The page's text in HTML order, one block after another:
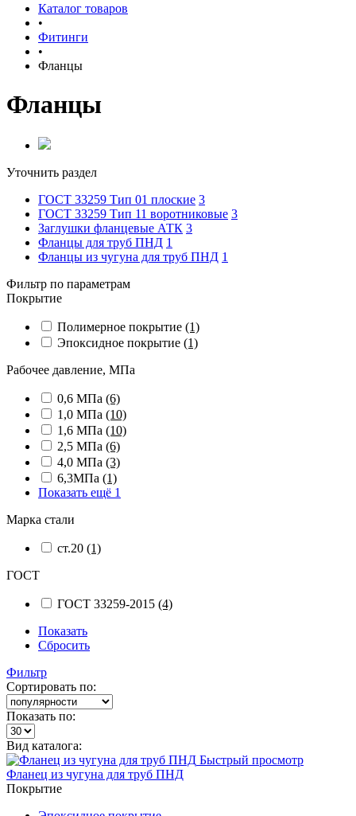
Каталог товаров
•
Фитинги
•
Фланцы
Фланцы
Уточнить раздел
ГОСТ 33259 Тип 01 плоские 3
ГОСТ 33259 Тип 11 воротниковые 3
Заглушки фланцевые АТК 3
Фланцы для труб ПНД 1
Фланцы из чугуна для труб ПНД 1
Фильтр по параметрам
Покрытие
Полимерное покрытие (1)
Эпоксидное покрытие (1)
Рабочее давление, МПа
0,6 МПа (6)
1,0 МПа (10)
1,6 МПа (10)
2,5 МПа (6)
4,0 МПа (3)
6,3МПа (1)
Показать ещё 1
Марка стали
ст.20 (1)
ГОСТ
ГОСТ 33259-2015 (4)
Показать
Сбросить
Фильтр
Сортировать по:
Показать по:
Вид каталога:
Быстрый просмотр
Фланец из чугуна для труб ПНД
Покрытие